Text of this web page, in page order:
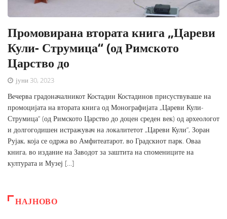
Промовирана втората книга „Цареви
Кули- Струмица“ (од Римското
Царство до
јуни 30, 2023
Вечерва градоначалникот Костадин Костадинов присуствуваше на
промоцијата на втората книга од Монографијата „Цареви Кули-
Струмица“ (од Римското Царство до доцен среден век) од археологот
и долгогодишен истражувач на локалитетот „Цареви Кули“, Зоран
Рујак, која се одржа во Амфитеатарот, во Градскиот парк. Оваа
книга, во издание на Заводот за заштита на спомениците на
културата и Музеј […]
НАЈНОВО